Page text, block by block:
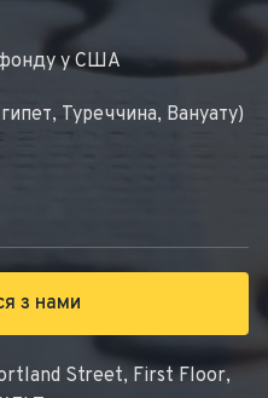
фонду у США
Туреччина, Вануату)
з нами
Street, First Floor,